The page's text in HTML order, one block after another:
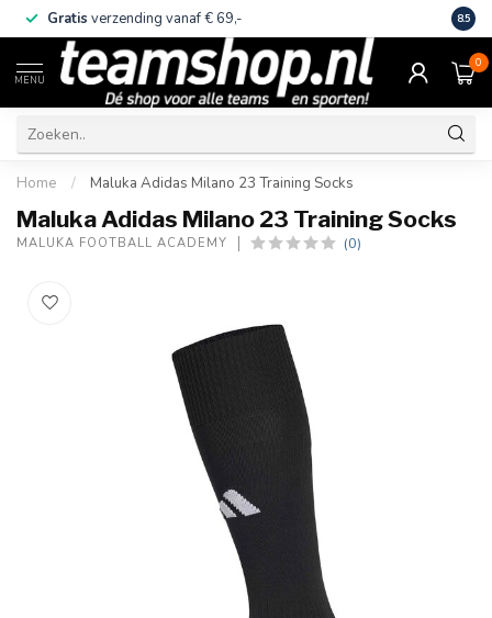
Gratis verzending vanaf € 69,- Eigen
8.5
MENU
0
Home / Maluka Adidas Milano 23 Training Socks
Maluka Adidas Milano 23 Training Socks
MALUKA FOOTBALL ACADEMY (0)